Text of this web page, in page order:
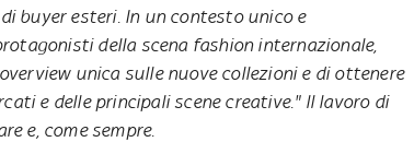
buyer esteri. In un contesto unico e
della scena fashion internazionale,
unica sulle nuove collezioni e di ottenere
e delle principali scene creative." ll lavoro di
e, come sempre.